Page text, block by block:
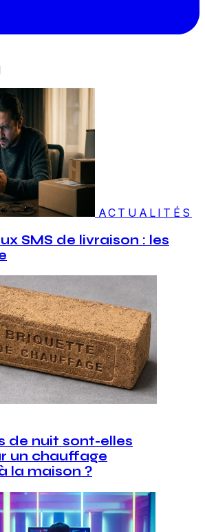
ACTUALITÉS
SMS de livraison : les
de nuit sont-elles
un chauffage
la maison ?